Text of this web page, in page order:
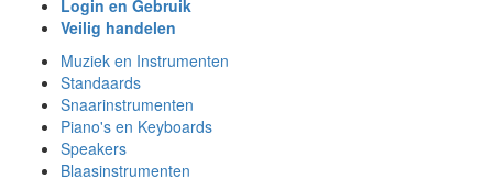
Login en Gebruik
Veilig handelen
Muziek en Instrumenten
Standaards
Snaarinstrumenten
Piano's en Keyboards
Speakers
Blaasinstrumenten